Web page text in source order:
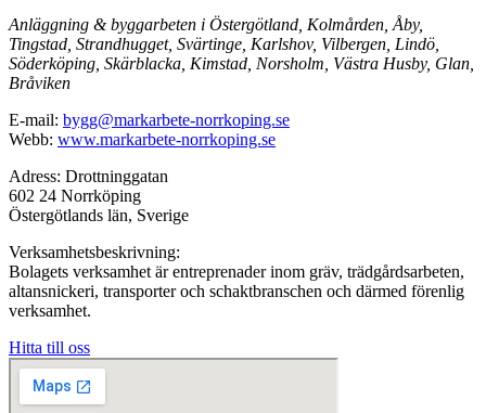
Anläggning & byggarbeten i Östergötland, Kolmården, Åby,
Tingstad, Strandhugget, Svärtinge, Karlshov, Vilbergen, Lindö,
Söderköping, Skärblacka, Kimstad, Norsholm, Västra Husby, Glan,
Bråviken
E-mail: bygg@markarbete-norrkoping.se
Webb: www.markarbete-norrkoping.se
Adress: Drottninggatan
602 24 Norrköping
Östergötlands län, Sverige
Verksamhetsbeskrivning:
Bolagets verksamhet är entreprenader inom gräv, trädgårdsarbeten,
altansnickeri, transporter och schaktbranschen och därmed förenlig
verksamhet.
Hitta till oss